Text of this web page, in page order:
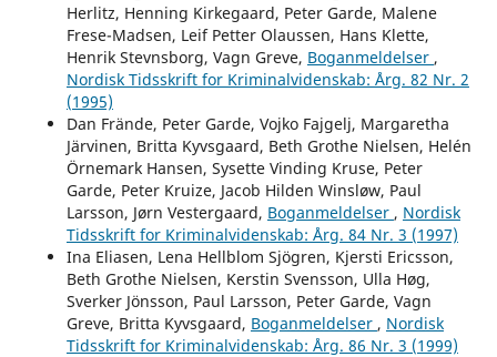
Herlitz, Henning Kirkegaard, Peter Garde, Malene
Frese-Madsen, Leif Petter Olaussen, Hans Klette,
Henrik Stevnsborg, Vagn Greve, Boganmeldelser ,
Nordisk Tidsskrift for Kriminalvidenskab: Årg. 82 Nr. 2
(1995)
Dan Frände, Peter Garde, Vojko Fajgelj, Margaretha
Järvinen, Britta Kyvsgaard, Beth Grothe Nielsen, Helén
Örnemark Hansen, Sysette Vinding Kruse, Peter
Garde, Peter Kruize, Jacob Hilden Winsløw, Paul
Larsson, Jørn Vestergaard, Boganmeldelser , Nordisk
Tidsskrift for Kriminalvidenskab: Årg. 84 Nr. 3 (1997)
Ina Eliasen, Lena Hellblom Sjögren, Kjersti Ericsson,
Beth Grothe Nielsen, Kerstin Svensson, Ulla Høg,
Sverker Jönsson, Paul Larsson, Peter Garde, Vagn
Greve, Britta Kyvsgaard, Boganmeldelser , Nordisk
Tidsskrift for Kriminalvidenskab: Årg. 86 Nr. 3 (1999)